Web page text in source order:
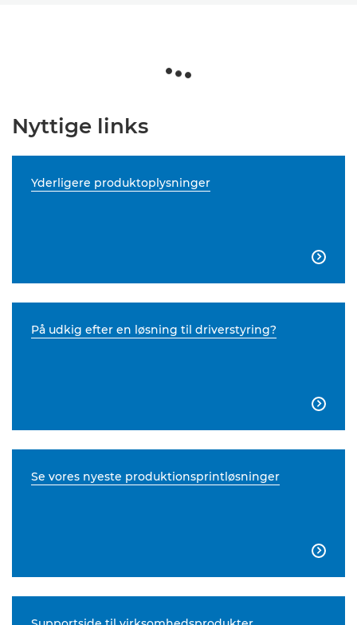
Nyttige links
Yderligere produktoplysninger

På udkig efter en løsning til driverstyring?

Se vores nyeste produktionsprintløsninger
